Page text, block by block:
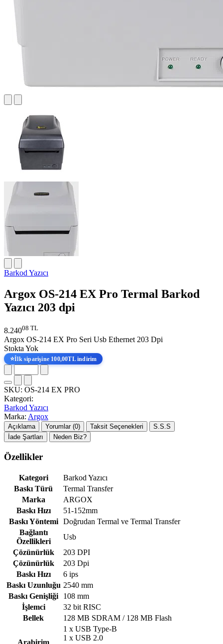
Barkod Yazıcı
Argox OS-214 EX Pro Termal Barkod
Yazıcı 203 dpi
8.24008 TL
Argox OS-214 EX Pro Seri Usb Ethernet 203 Dpi
Stokta Yok
⭐İlk siparişine 100,00TL indirim
SKU: OS-214 EX PRO
Kategori:
Barkod Yazıcı
Marka: Argox
Açıklama Yorumlar (0) Taksit Seçenekleri
S.S.S
İade Şartları
Neden Biz?
Özellikler
Kategori
Barkod Yazıcı
Baskı Türü
Termal Transfer
Marka
ARGOX
Baskı Hızı
51-152mm
Baskı Yöntemi
Doğrudan Termal ve Termal Transfer
Bağlantı
Özellikleri
Usb
Çözünürlük
203 DPI
Çözünürlük
203 Dpi
Baskı Hızı
6 ips
Baskı Uzunluğu 2540 mm
Baskı Genişliği
108 mm
İşlemci
32 bit RISC
Bellek
128 MB SDRAM / 128 MB Flash
Arabirim
1 x USB Type-B
1 x USB 2.0